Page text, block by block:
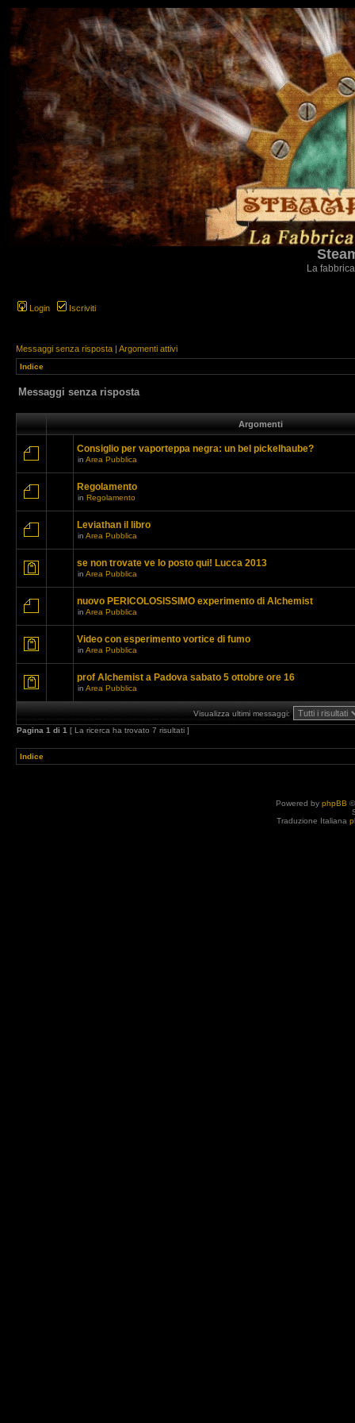
La
Login Iscriviti
Messaggi senza risposta | Argomenti attivi
Indice
Messaggi senza risposta
Argomenti
Consiglio per vaporteppa negra: un bel pickelhaube?
in Area Pubblica
Regolamento
in Regolamento
Leviathan il libro
in Area Pubblica
se non trovate ve lo posto qui! Lucca 2013
in Area Pubblica
nuovo PERICOLOSISSIMO experimento di Alchemist
in Area Pubblica
Video con esperimento vortice di fumo
in Area Pubblica
prof Alchemist a Padova sabato 5 ottobre ore 16
in Area Pubblica
Visualizza ultimi messaggi:
Pagina 1 di 1 [ La ricerca ha trovato 7 risultati ]
Indice
Powered by phpBB
Traduzione Italiana